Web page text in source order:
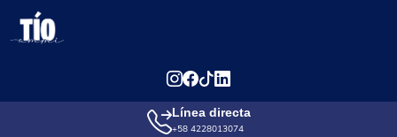
Línea directa
+58 4228013074